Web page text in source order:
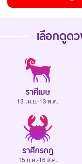
เลือกดูดว
ราศีเมษ
13 เม.ย.-13 พ.ค.
ราศีกรกฎ
15 ก.ค.-16 ส.ค.